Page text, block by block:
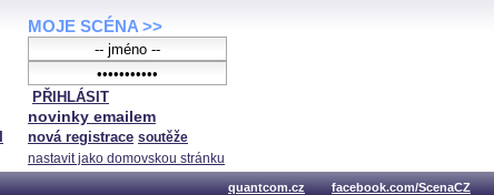
MOJE SCÉNA >>
PŘIHLÁSIT
novinky emailem
nová registrace soutěže
nastavit jako domovskou stránku
quantcom.cz facebook.com/ScenaCZ